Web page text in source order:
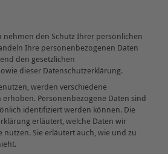
nehmen den Schutz Ihrer persönlichen
Ihre personenbezogenen Daten
den gesetzlichen
dieser Datenschutzerklärung.
werden verschiedene
Personenbezogene Daten sind
identifiziert werden können. Die
erläutert, welche Daten wir
Sie erläutert auch, wie und zu